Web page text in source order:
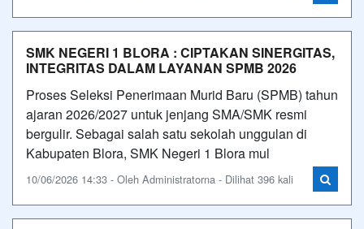
SMK NEGERI 1 BLORA : CIPTAKAN SINERGITAS,
INTEGRITAS DALAM LAYANAN SPMB 2026
Proses Seleksi Penerimaan Murid Baru (SPMB) tahun
ajaran 2026/2027 untuk jenjang SMA/SMK resmi
bergulir. Sebagai salah satu sekolah unggulan di
Kabupaten Blora, SMK Negeri 1 Blora mul
10/06/2026 14:33 - Oleh Administratorna - Dilihat 396 kali